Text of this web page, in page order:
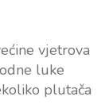
vjetrova
luke
plutača